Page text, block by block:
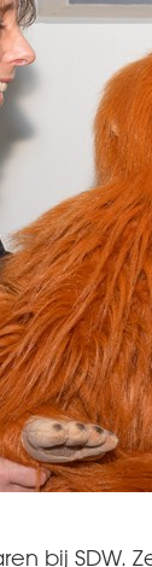
bij SDW.